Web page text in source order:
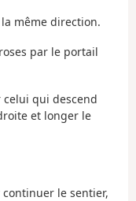
même direction.
par le portail
celui qui descend
et longer le
le sentier,